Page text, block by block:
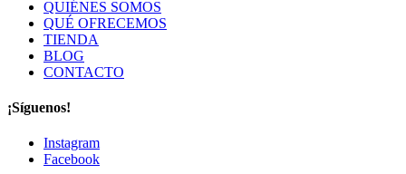
QUIÉNES SOMOS
QUÉ OFRECEMOS
TIENDA
BLOG
CONTACTO
¡Síguenos!
Instagram
Facebook